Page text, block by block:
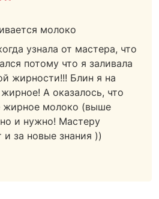
молоко
узнала от мастера, что
потому что я заливала
жирности!!! Блин я на
А оказалось, что
молоко (выше
и нужно! Мастеру
и за новые знания ))